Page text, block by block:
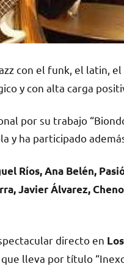
con el funk, el latin,
y con alta carga
por su trabajo
y ha participado
Ríos, Ana Belén,
Javier Álvarez,
directo en
lleva por título